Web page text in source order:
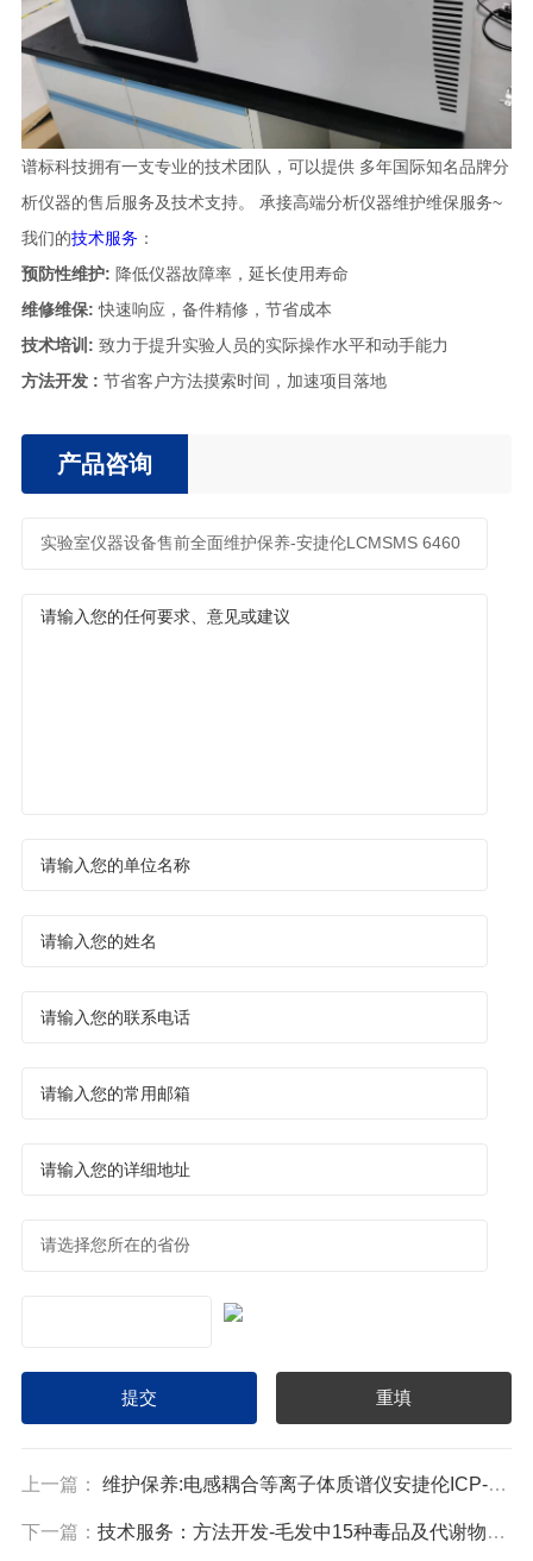
谱标科技拥有一支专业的技术团队，可以提供 多年国际知名品牌分
析仪器的售后服务及技术支持。 承接高端分析仪器维护维保服务~
我们的技术服务 ：
预防性维护: 降低仪器故障率，延长使用寿命
维修维保:快速响应，备件精修，节省成本
技术培训: 致力于提升实验人员的实际操作水平和动手能力
方法开发 : 节省客户方法摸索时间，加速项目落地
产品咨询
上一篇： 维护保养:电感耦合等离子体质谱仪安捷伦ICP-MS 7700X与7900
下一篇： 技术服务：方法开发-毛发中15种毒品及代谢物LC/MS/MS Systm检验方法开发